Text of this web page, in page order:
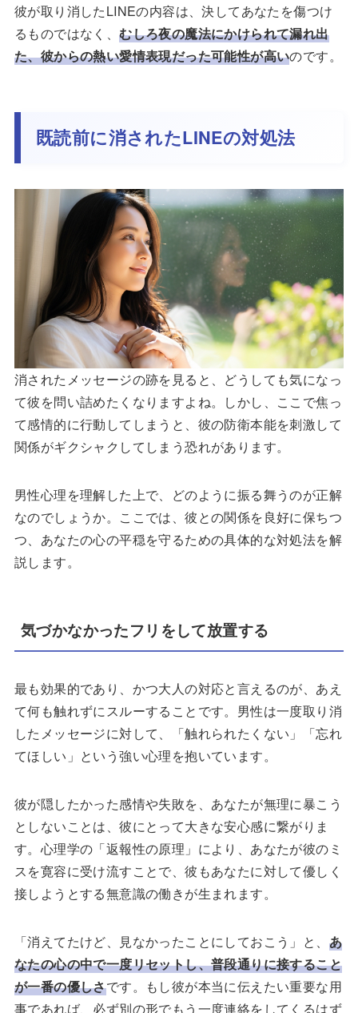
彼が取り消したLINEの内容は、決してあなたを傷つけ
るものではなく、むしろ夜の魔法にかけられて漏れ出
た、彼からの熱い愛情表現だった可能性が高いのです。
既読前に消されたLINEの対処法
消されたメッセージの跡を見ると、どうしても気になっ
て彼を問い詰めたくなりますよね。しかし、ここで焦っ
て感情的に行動してしまうと、彼の防衛本能を刺激して
関係がギクシャクしてしまう恐れがあります。
男性心理を理解した上で、どのように振る舞うのが正解
なのでしょうか。ここでは、彼との関係を良好に保ちつ
つ、あなたの心の平穏を守るための具体的な対処法を解
説します。
気づかなかったフリをして放置する
最も効果的であり、かつ大人の対応と言えるのが、あえ
て何も触れずにスルーすることです。男性は一度取り消
したメッセージに対して、「触れられたくない」「忘れ
てほしい」という強い心理を抱いています。
彼が隠したかった感情や失敗を、あなたが無理に暴こう
としないことは、彼にとって大きな安心感に繋がりま
す。心理学の「返報性の原理」により、あなたが彼のミ
スを寛容に受け流すことで、彼もあなたに対して優しく
接しようとする無意識の働きが生まれます。
「消えてたけど、見なかったことにしておこう」と、 あ
なたの心の中で一度リセットし、普段通りに接すること
が一番の優しさです。もし彼が本当に伝えたい重要な用
事であれば、必ず別の形でもう一度連絡をしてくるはず